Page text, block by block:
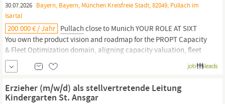
30.07.2026 Bayern, Bayern, München Kreisfreie Stadt, 82049, Pullach im
Isartal
200.000 € / Jahr Pullach close to Munich YOUR ROLE AT SIXT
You own the product vision and roadmap for the PROPT Capacity
& Fleet Optimization domain, aligning capacity valuation, fleet
optimization and revenue management tooling into one coherent
value chain You translate SIXT s commercial objectives into a
prioritized, measurable product backlog and defend trade...
Erzieher (m/w/d) als stellvertretende Leitung
Kindergarten St. Ansgar